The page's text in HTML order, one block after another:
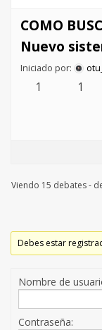
COMO
Nuevo
Iniciado por:
1 1
Viendo 15 debates -
Debes estar
Nombre de
Contraseña: